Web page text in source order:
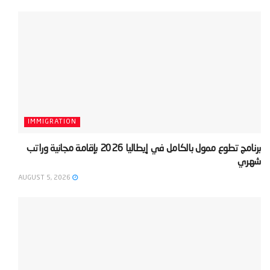
IMMIGRATION
‫برنامج تطوع ممول بالكامل في إيطاليا 2026 بإقامة مجانية وراتب
شهري‬